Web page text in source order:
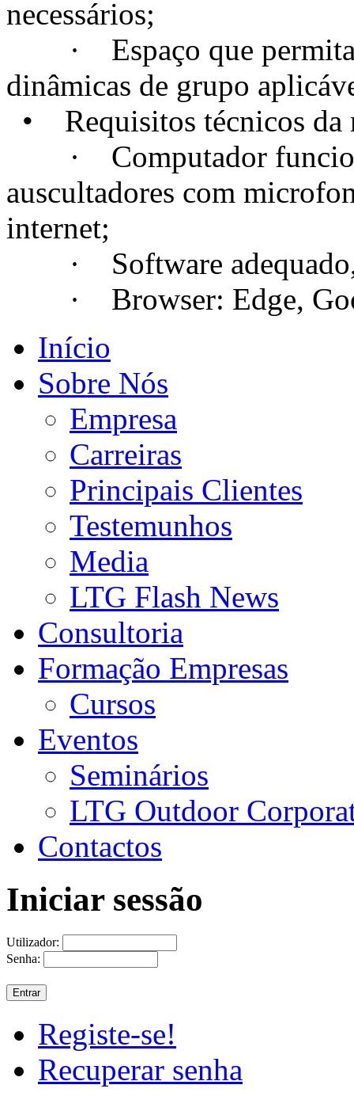
necessários;
· Espaço que permita
dinâmicas de grupo
• Requisitos técnicos da
· Computador
auscultadores com
internet;
· Software adequado,
· Browser: Edge,
Início
Sobre Nós
Empresa
Carreiras
Principais Clientes
Testemunhos
Media
LTG Flash News
Consultoria
Formação Empresas
Cursos
Eventos
Seminários
LTG Outdoor
Contactos
Iniciar sessão
Utilizador:
Senha:
Registe-se!
Recuperar senha